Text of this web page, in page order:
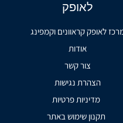
לאופק
לאופק קראוונים וקמפינג
אודות
צור קשר
הצהרת נגישות
מדיניות פרטיות
תקנון שימוש באתר